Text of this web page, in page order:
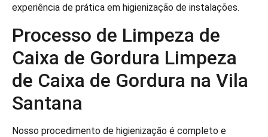
experiência de prática em higienização de instalações.
Processo de Limpeza de
Caixa de Gordura Limpeza
de Caixa de Gordura na Vila
Santana
Nosso procedimento de higienização é completo e